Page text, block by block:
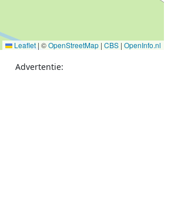
Leaflet | ©OpenStreetMap | CBS | OpenInfo.nl
Advertentie: